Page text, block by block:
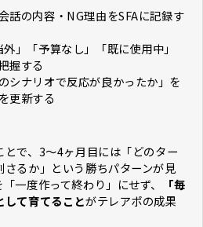
話の内容・NG理由をSFAに記録す
」「予算なし」「既に使用中」
握する
シナリオで反応が良かったか」を
更新する
で、3〜4ヶ月目には「どのター
るか」という勝ちパターンが見
一度作って終わり」にせず、
「毎
て育てることがテレアポの成果